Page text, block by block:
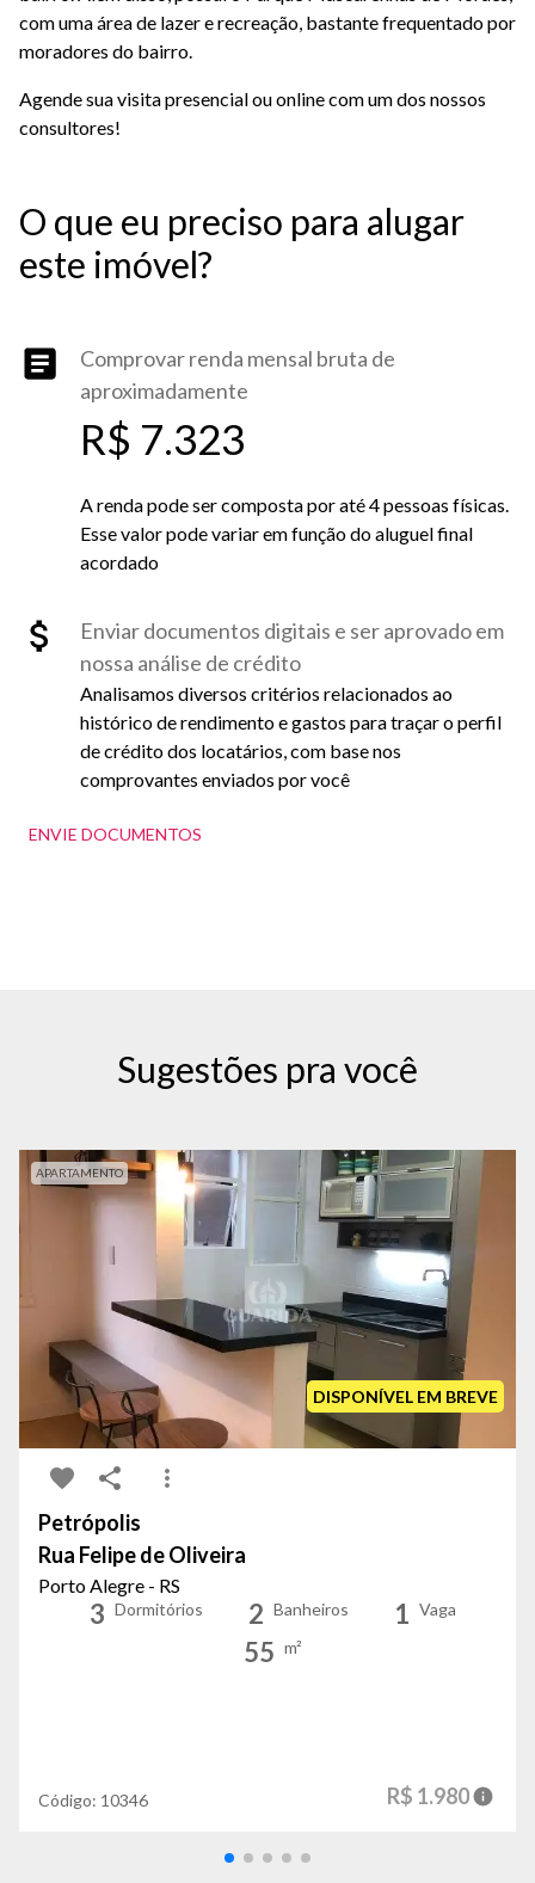
com uma área de lazer e recreação, bastante frequentado por
moradores do bairro.
Agende sua visita presencial ou online com um dos nossos
consultores!
O que eu preciso para alugar
este imóvel?
Comprovar renda mensal bruta de
aproximadamente
R$ 7.323
A renda pode ser composta por até 4 pessoas físicas.
Esse valor pode variar em função do aluguel final
acordado
Enviar documentos digitais e ser aprovado em
nossa análise de crédito
Analisamos diversos critérios relacionados ao
histórico de rendimento e gastos para traçar o perfil
de crédito dos locatários, com base nos
comprovantes enviados por você
ENVIE DOCUMENTOS
Sugestões pra você
APARTAMENTO
DISPONÍVEL EM BREVE
Petrópolis
Rua Felipe de Oliveira
Porto Alegre - RS
3 Dormitórios 2 Banheiros 1 Vaga
55 m²
Código: 10346 R$ 1.980